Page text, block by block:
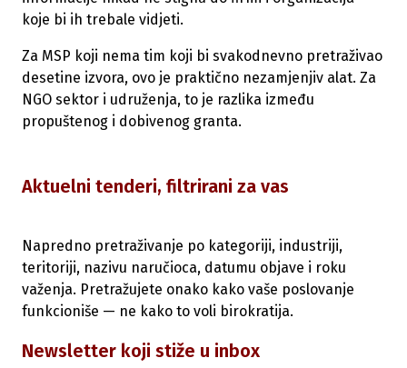
koje bi ih trebale vidjeti.
Za MSP koji nema tim koji bi svakodnevno pretraživao
desetine izvora, ovo je praktično nezamjenjiv alat. Za
NGO sektor i udruženja, to je razlika između
propuštenog i dobivenog granta.
Aktuelni tenderi, filtrirani za vas
Napredno pretraživanje po kategoriji, industriji,
teritoriji, nazivu naručioca, datumu objave i roku
važenja. Pretražujete onako kako vaše poslovanje
funkcioniše — ne kako to voli birokratija.
Newsletter koji stiže u inbox